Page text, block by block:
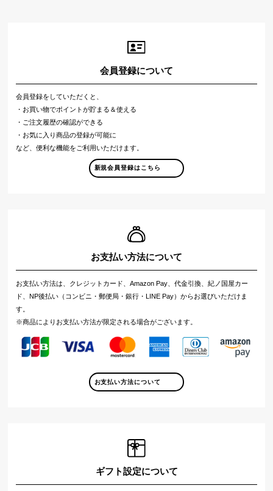
会員登録について
会員登録をしていただくと、
・お買い物でポイントが貯まる＆使える
・ご注文履歴の確認ができる
・お気に入り商品の登録が可能に
など、便利な機能をご利用いただけます。
新規会員登録はこちら
お支払い方法について
お支払い方法は、クレジットカード、Amazon Pay、代金引換、紀ノ国屋カー
ド、NP後払い（コンビニ・郵便局・銀行・LINE Pay）からお選びいただけま
す。
※商品によりお支払い方法が限定される場合がございます。
お支払い方法について
ギフト設定について